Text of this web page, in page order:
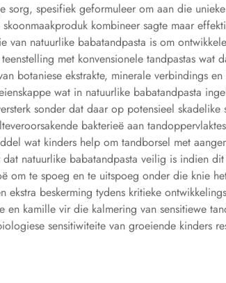
sorg, spesifiek geformuleer om aan die unieke
kombineer sagte maar
van natuurlike babatandpasta is om
met konvensionele tandpastas wat
botaniese ekstrakte, minerale verbindings
wat in natuurlike babatandpasta
sonder dat daar op potensieel skadelike
bakterieë aan
wat kinders help om tandborsel met
natuurlike babatandpasta veilig is indien
om te spoeg en te uitspoeg onder die knie
beskerming tydens kritieke
kamille vir die kalmering van sensitiewe
sensitiwiteite van groeiende kinders